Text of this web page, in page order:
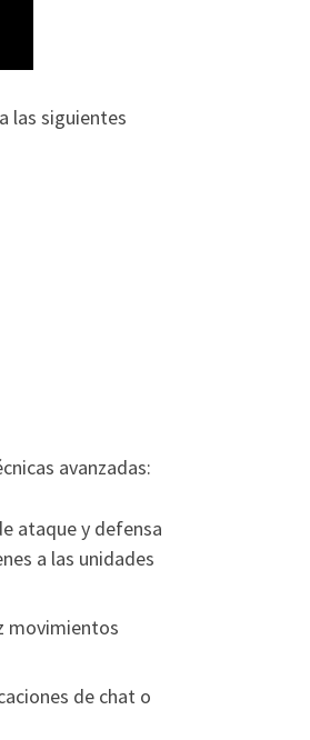
las siguientes
avanzadas:
ataque y defensa
a las unidades
movimientos
de chat o